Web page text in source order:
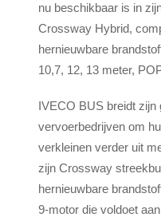
nu beschikbaar is in
Crossway Hybrid,
hernieuwbare
10,7, 12, 13 meter,
IVECO BUS breidt
vervoerbedrijven om
verkleinen verder uit
zijn Crossway
hernieuwbare
9-motor die voldoet